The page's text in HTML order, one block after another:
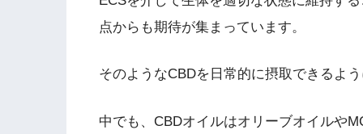
点からも期待が集まっています。
そのようなCBDを日常的に摂取できるよ
中でも、CBDオイルはオリーブオイルや